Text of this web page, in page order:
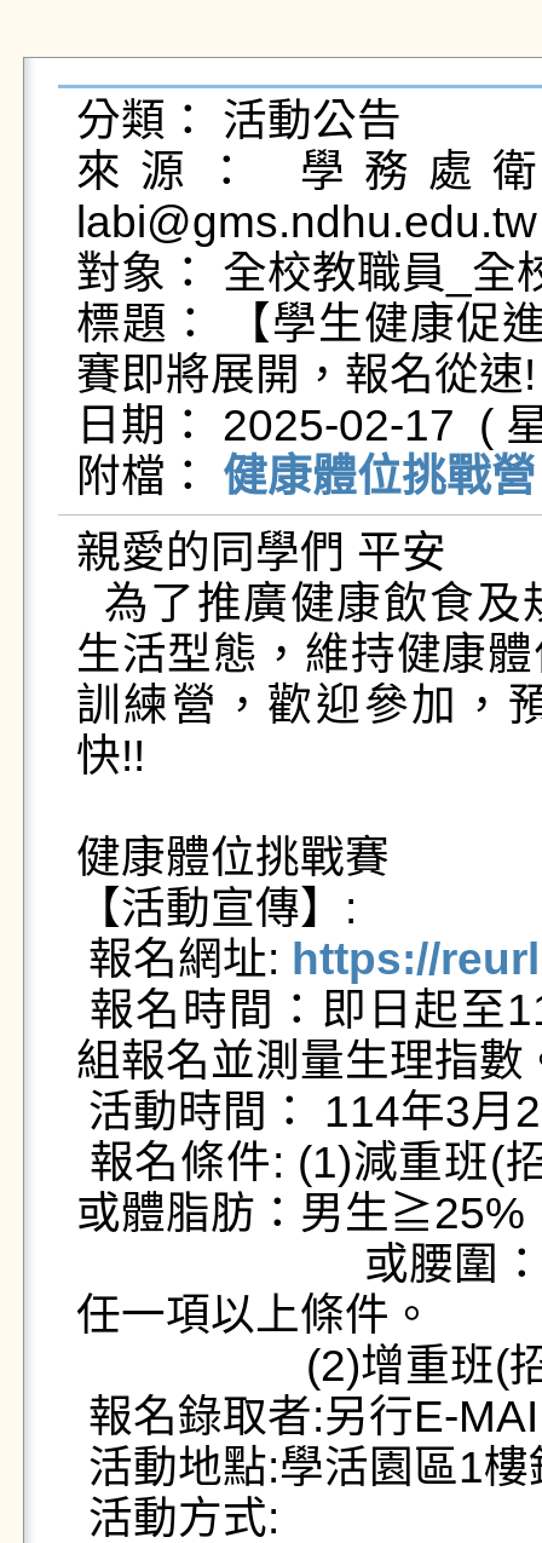
分類： 活動公告
來源： 學務處
對象： 全校教職員_全
標題： 【學生健康促
賽即將展開，報名從速!
日期： 2025-02-17  (
附檔： 健康體位挑戰
親愛的同學們 平安
生活型態，維持健康
訓練營，歡迎參加，
快!!
健康體位挑戰賽
【活動宣傳】:
報名網址: https://
組報名並測量生理指
或體脂肪：男生
任一項以上條件。